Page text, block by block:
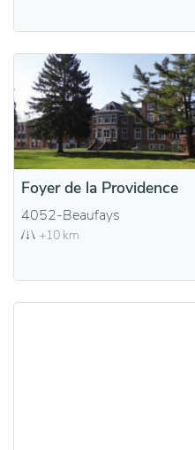
Foyer de la Providence
4052-Beaufays
+10 km